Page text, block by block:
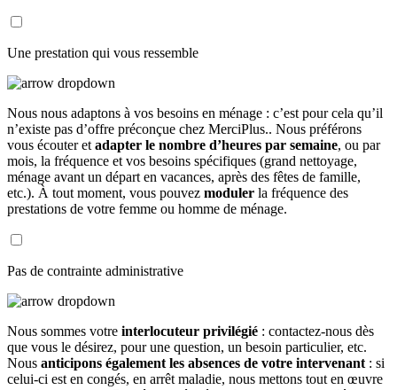
Une prestation qui vous ressemble
Nous nous adaptons à vos besoins en ménage : c’est pour cela qu’il
n’existe pas d’offre préconçue chez MerciPlus.. Nous préférons
vous écouter et adapter le nombre d’heures par semaine, ou par
mois, la fréquence et vos besoins spécifiques (grand nettoyage,
ménage avant un départ en vacances, après des fêtes de famille,
etc.). À tout moment, vous pouvez moduler la fréquence des
prestations de votre femme ou homme de ménage.
Pas de contrainte administrative
Nous sommes votre interlocuteur privilégié : contactez-nous dès
que vous le désirez, pour une question, un besoin particulier, etc.
Nous anticipons également les absences de votre intervenant : si
celui-ci est en congés, en arrêt maladie, nous mettons tout en œuvre